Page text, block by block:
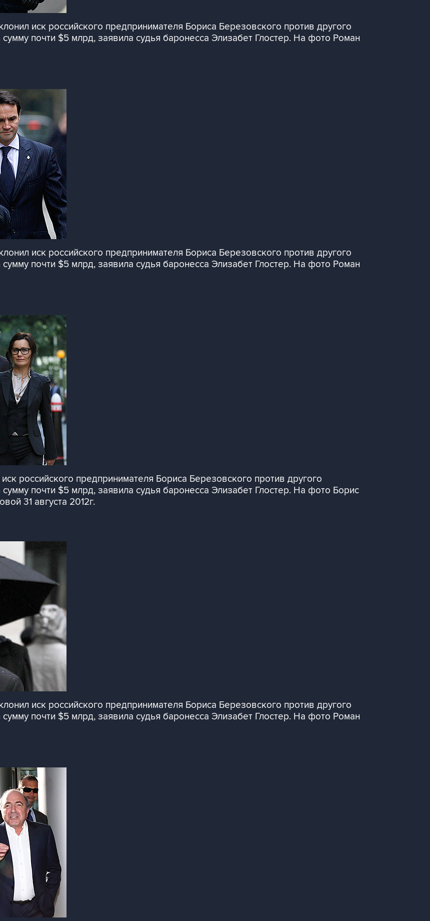
иск российского предпринимателя Бориса Березовского против другого
почти $5 млрд, заявила судья баронесса Элизабет Глостер. На фото Роман
иск российского предпринимателя Бориса Березовского против другого
почти $5 млрд, заявила судья баронесса Элизабет Глостер. На фото Роман
российского предпринимателя Бориса Березовского против другого
почти $5 млрд, заявила судья баронесса Элизабет Глостер. На фото Борис
31 августа 2012г.
иск российского предпринимателя Бориса Березовского против другого
почти $5 млрд, заявила судья баронесса Элизабет Глостер. На фото Роман